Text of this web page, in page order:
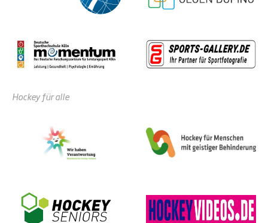
Hockey für alle